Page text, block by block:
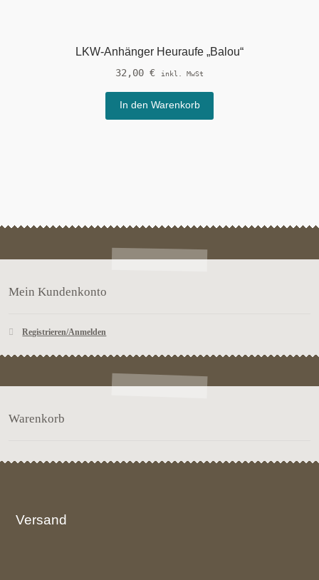
LKW-Anhänger Heuraufe „Balou“
32,00 € inkl. MwSt
In den Warenkorb
Mein Kundenkonto
Registrieren/Anmelden
Warenkorb
Versand